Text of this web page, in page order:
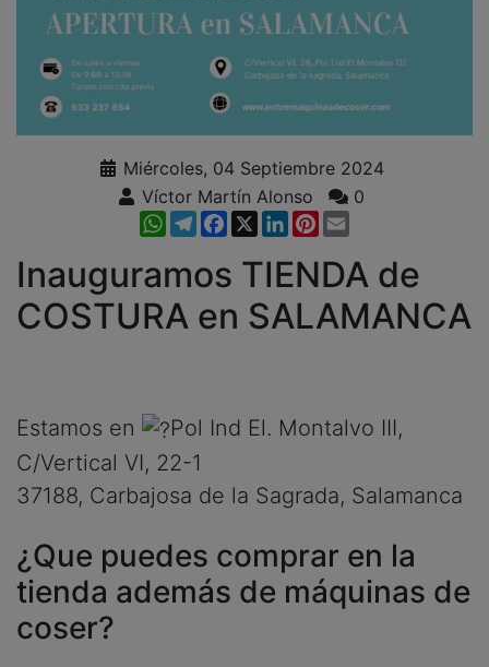
Miércoles, 04 Septiembre 2024
Víctor Martín Alonso
0
WhatsApp
Telegram
Facebook
X LinkedInPinterest
Inauguramos TIENDA de
COSTURA en SALAMANCA
Estamos en
Pol Ind El. Montalvo III,
C/Vertical VI, 22-1
37188, Carbajosa de la Sagrada, Salamanca
¿Que puedes comprar en la
tienda además de máquinas de
coser?